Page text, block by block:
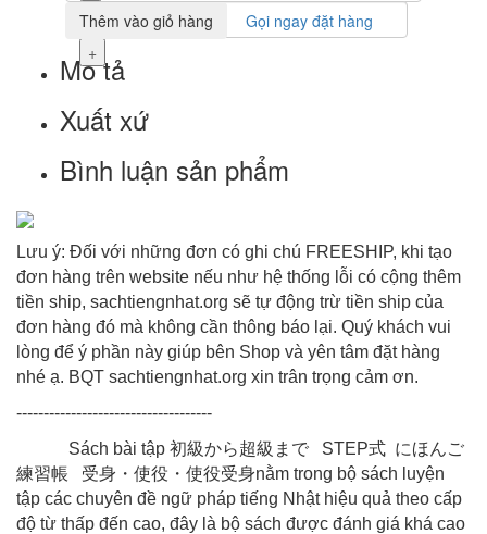
+
Thêm vào giỏ hàng Gọi ngay đặt hàng
Mô tả
Xuất xứ
Bình luận sản phẩm
Lưu ý: Đối với những đơn có ghi chú FREESHIP, khi tạo
đơn hàng trên website nếu như hệ thống lỗi có cộng thêm
tiền ship, sachtiengnhat.org sẽ tự động trừ tiền ship của
đơn hàng đó mà không cần thông báo lại. Quý khách vui
lòng để ý phần này giúp bên Shop và yên tâm đặt hàng
nhé ạ. BQT sachtiengnhat.org xin trân trọng cảm ơn.
------------------------------------
Sách bài tập 初級から超級まで STEP式 にほんご
練習帳
受身・使役・使役受身nằm trong bộ sách luyện
tập các chuyên đề ngữ pháp tiếng Nhật hiệu quả theo cấp
độ từ thấp đến cao, đây là bộ sách được đánh giá khá cao